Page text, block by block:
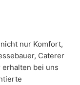
nur Komfort,
Caterer
erhalten bei uns